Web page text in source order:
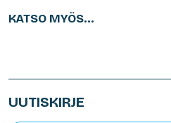
KATSO MYÖS...
UUTISKIRJE